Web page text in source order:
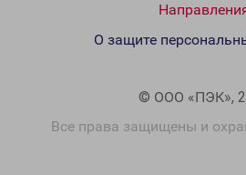
© ООО «ПЭК»,
Все права защищены и
О защите